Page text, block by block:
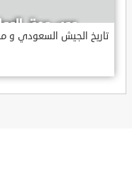
تاريخ الجيش السعودي و